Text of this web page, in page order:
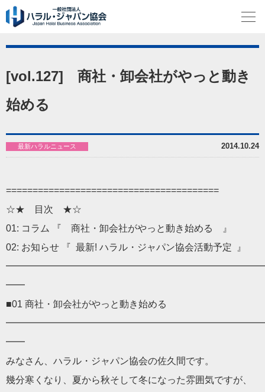
[vol.127] 商社・卸会社がやっと動き
始める
2014.10.24
最新ハラルニュース
========================================
☆★ 目次 ★☆
01: コラム 『 商社・卸会社がやっと動き始める 』
02: お知らせ 『 最新! ハラル・ジャパン協会活動予定 』
━━
■01 商社・卸会社がやっと動き始める
━━
みなさん、ハラル・ジャパン協会の佐久間です。
幾分寒くなり、夏から秋そして冬になった雰囲気ですが、